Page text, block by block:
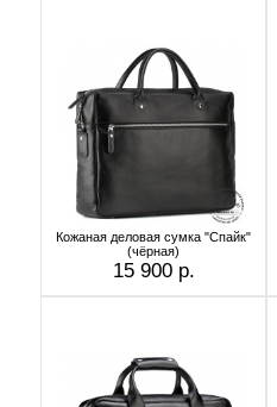
Кожаная деловая сумка "Спайк"
(чёрная)
15 900 р.